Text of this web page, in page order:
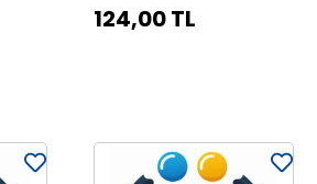
124,00 TL